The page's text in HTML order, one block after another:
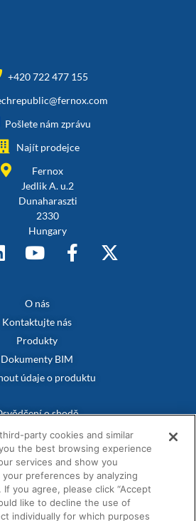
+420 722 477 155
Pošlete nám zprávu
Najít prodejce
Fernox
Jedlik A. u.2
Dunaharaszti
2330
Hungary
O nás
Kontaktujte nás
Produkty
Dokumenty BIM
údaje o produktu
o shodě
souborů cookie
o vyloučení odpovědnosti
ochrany osobních údajů
podmínky
o záruce
party cookies and similar
the best browsing experience
services and show you
preferences by analyzing
you agree, please click “Accept
like to decline the use of
individually for which purposes